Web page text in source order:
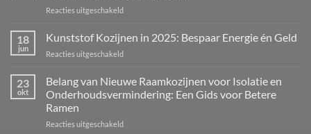
Reacties uitgeschakeldvoor
service:
kozijnen
inmeten
onze
experts
voor
18
jun
Kunststof Kozijnen in 2025: Bespaar Energie én Geld
Reacties uitgeschakeldvoor
Kozijnen
in
2025:
Energie
23
okt
Belang van Nieuwe Raamkozijnen voor Isolatie en
Onderhoudsvermindering: Een Gids voor Betere
Ramen
Reacties uitgeschakeldvoor